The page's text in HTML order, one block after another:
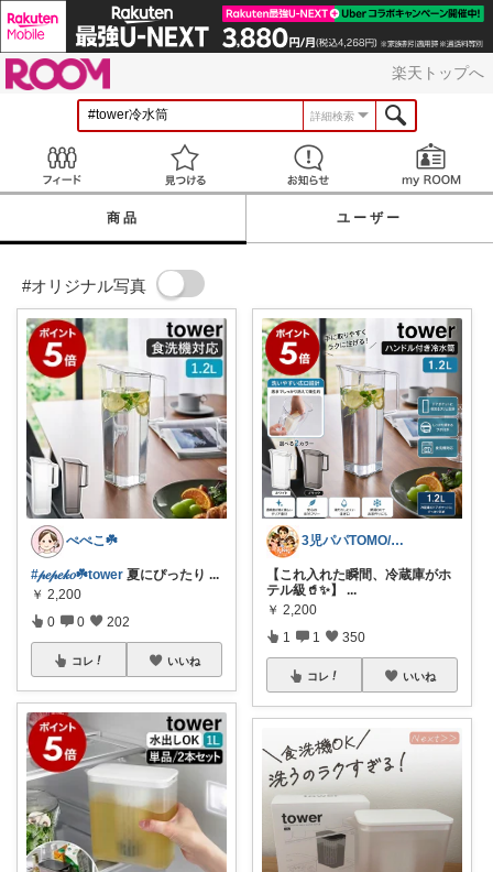
楽天トップへ
詳細検索
見つける お知らせ
商品 ユーザー
#オリジナル写真
ぺぺこ☘️
#𝓅𝑒𝓅𝑒𝓀𝑜☘️tower 夏にぴったり ...
￥ 2,200
0 0 202
コレ いいね
3児パパTOMO/暮らしが整う
【これ入れた瞬間、冷蔵庫がホ
テル級🥤✨】 ...
￥ 2,200
1 1 350
コレ いいね